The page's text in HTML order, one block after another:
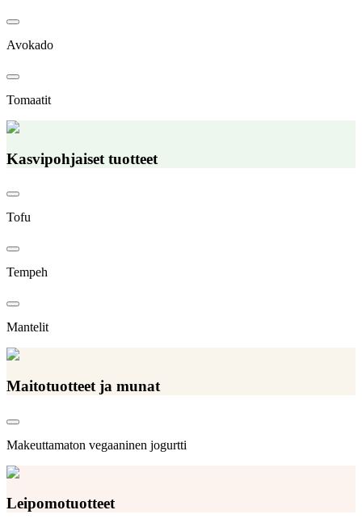
Avokado
Tomaatit
Kasvipohjaiset tuotteet
Tofu
Tempeh
Mantelit
Maitotuotteet ja munat
Makeuttamaton vegaaninen jogurtti
Leipomotuotteet